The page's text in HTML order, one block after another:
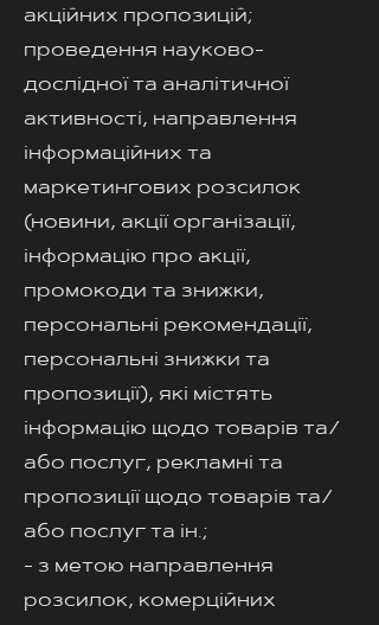
акційних пропозицій;
проведення науково-
дослідної та аналітичної
активності, направлення
інформаційних та
маркетингових розсилок
(новини, акції організації,
інформацію про акції,
промокоди та знижки,
персональні рекомендації,
персональні знижки та
пропозиції), які містять
інформацію щодо товарів та/
або послуг, рекламні та
пропозиції щодо товарів та/
або послуг та ін.;
- з метою направлення
розсилок, комерційних